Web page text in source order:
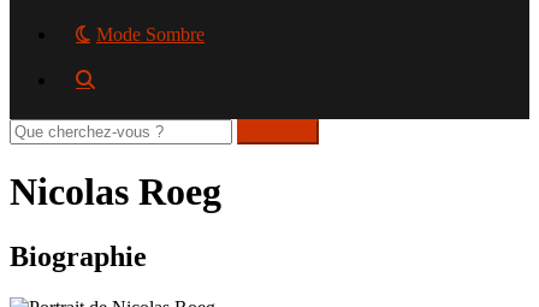
Mode Sombre
Rechercher
sur
site
Nicolas Roeg
Biographie